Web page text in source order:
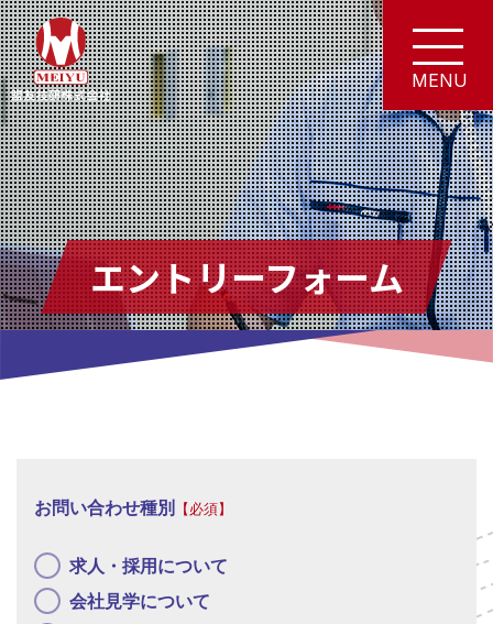
エントリーフォーム
お問い合わせ種別 【必須】
求人・採用について
会社見学について